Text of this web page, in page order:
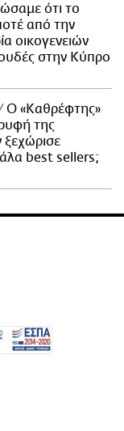
ότι το
από την
οικογενειών
στην Κύπρο
Ο «Καθρέφτης»
της
ξεχώρισε
best sellers;